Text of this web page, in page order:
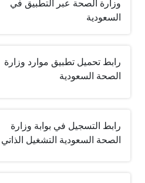
وزارة الصحة عبر التطبيق في
السعودية
رابط تحميل تطبيق موارد وزارة
الصحة السعودية
رابط التسجيل في بوابة وزارة
الصحة السعودية التشغيل الذاتي